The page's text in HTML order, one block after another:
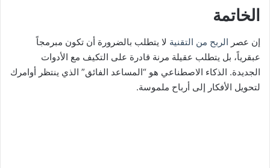
الخاتمة
إن عصر الربح من التقنية لا يتطلب بالضرورة أن تكون مبرمجاً
عبقرياً، بل يتطلب عقيلة مرنة قادرة على التكيف مع الأدوات
الجديدة. الذكاء الاصطناعي هو “المساعد الفائق” الذي ينتظر أوامرك
لتحويل الأفكار إلى أرباح ملموسة.